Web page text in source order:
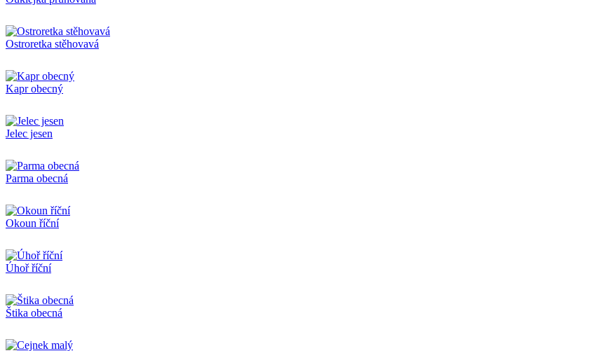
Ostroretka stěhovavá
Kapr obecný
Jelec jesen
Parma obecná
Okoun říční
Úhoř říční
Štika obecná